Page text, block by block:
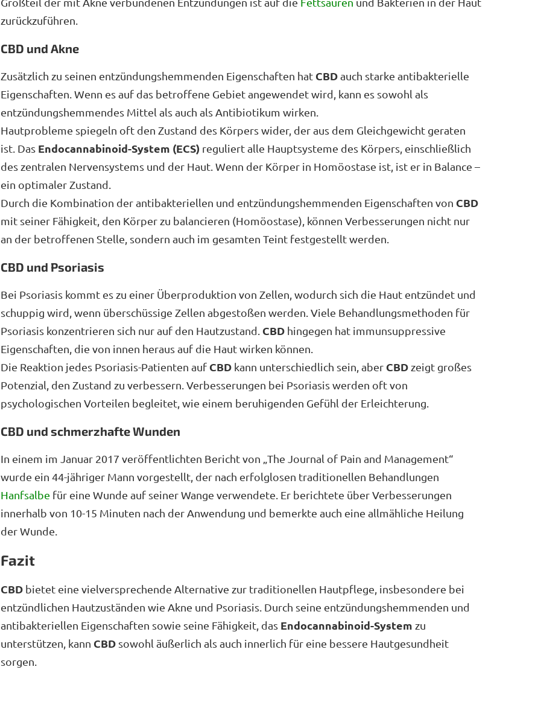
zurückzuführen.
CBD und Akne
Zusätzlich zu seinen entzündungshemmenden Eigenschaften hat CBDauch starke antibakterielle
Eigenschaften. Wenn es auf das betroffene Gebiet angewendet wird, kann es sowohl als
entzündungshemmendes Mittel als auch als Antibiotikum wirken.
Hautprobleme spiegeln oft den Zustand des Körpers wider, der aus dem Gleichgewicht geraten
ist. Das Endocannabinoid-System (ECS) reguliert alle Hauptsysteme des Körpers, einschließlich
des zentralen Nervensystems und der Haut. Wenn der Körper in Homöostase ist, ist er in Balance –
ein optimaler Zustand.
Durch die Kombination der antibakteriellen und entzündungshemmenden Eigenschaften von CBD
mit seiner Fähigkeit, den Körper zu balancieren (Homöostase), können Verbesserungen nicht nur
an der betroffenen Stelle, sondern auch im gesamten Teint festgestellt werden.
CBD und Psoriasis
Bei Psoriasis kommt es zu einer Überproduktion von Zellen, wodurch sich die Haut entzündet und
schuppig wird, wenn überschüssige Zellen abgestoßen werden. Viele Behandlungsmethoden für
Psoriasis konzentrieren sich nur auf den Hautzustand. CBD hingegen hat immunsuppressive
Eigenschaften, die von innen heraus auf die Haut wirken können.
Die Reaktion jedes Psoriasis-Patienten auf CBD kann unterschiedlich sein, aber CBD zeigt großes
Potenzial, den Zustand zu verbessern. Verbesserungen bei Psoriasis werden oft von
psychologischen Vorteilen begleitet, wie einem beruhigenden Gefühl der Erleichterung.
CBD und schmerzhafte Wunden
In einem im Januar 2017 veröffentlichten Bericht von „The Journal of Pain and Management“
wurde ein 44-jähriger Mann vorgestellt, der nach erfolglosen traditionellen Behandlungen
Hanfsalbe für eine Wunde auf seiner Wange verwendete. Er berichtete über Verbesserungen
innerhalb von 10-15 Minuten nach der Anwendung und bemerkte auch eine allmähliche Heilung
der Wunde.
Fazit
CBD bietet eine vielversprechende Alternative zur traditionellen Hautpflege, insbesondere bei
entzündlichen Hautzuständen wie Akne und Psoriasis. Durch seine entzündungshemmenden und
antibakteriellen Eigenschaften sowie seine Fähigkeit, das Endocannabinoid-System zu
unterstützen, kann CBD sowohl äußerlich als auch innerlich für eine bessere Hautgesundheit
sorgen.